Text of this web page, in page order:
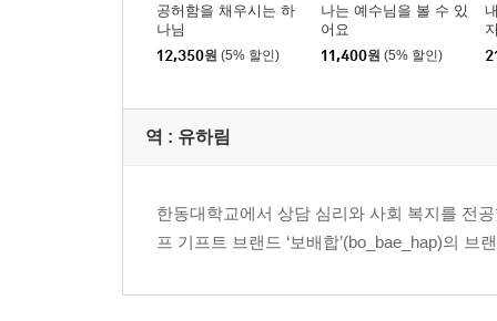
29 하나님의 뜻이 이루어지기를 기도합니다
30 늘 보호하고 계심을 알게 되기를 기도합니다
Part 4. 간구하노라
33 어둠 속에서도 함께하시는 하나님을 알게 되기
34 보이지 않는 것에 시선을 고정할 수 있기를 기도
공허함을 채우시는 하
나님
12,350원 (5% 할인)
나는 예수님을 볼 수 있
어요
11,400원 (5% 할인)
역 : 유하림
한동대학교에서 상담 심리와 사회 복지를 전
프 기프트 브랜드 ‘보배합’(bo_bae_hap)의